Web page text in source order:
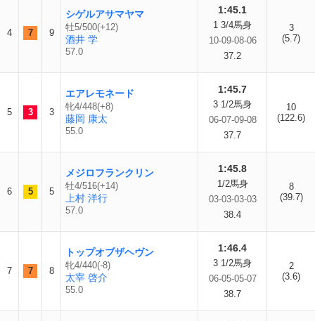
4 7 9
シゲルアサマヤマ
牡5/500(+12)
酒井 学
57.0
1:45.1
1 3/4馬身
10-09-08-06
37.2
3
(5.7)
5 3 3
エアレモネード
牝4/448(+8)
藤岡 康太
55.0
1:45.7
3 1/2馬身
06-07-09-08
37.7
10
(122.6)
6 5 5
メジロフランクリン
牡4/516(+14)
上村 洋行
57.0
1:45.8
1/2馬身
03-03-03-03
38.4
8
(39.7)
7 7 8
トップオブザヘヴン
牝4/440(-8)
太宰 啓介
55.0
1:46.4
3 1/2馬身
06-05-05-07
38.7
2
(3.6)